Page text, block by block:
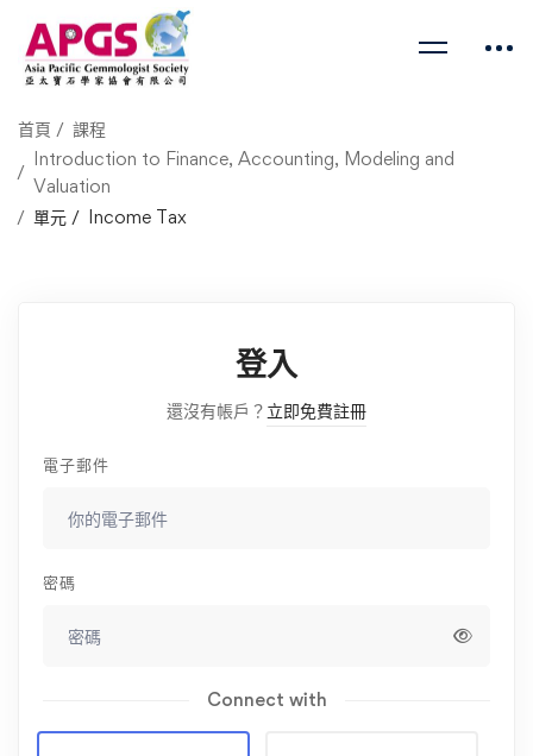
首頁
課程
Introduction to Finance, Accounting, Modeling and
Valuation
單元
Income Tax
登入
還沒有帳戶？ 立即免費註冊
電子郵件
密碼
Connect with